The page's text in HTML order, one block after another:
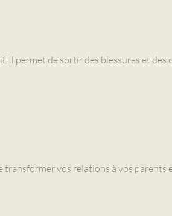
Il permet de sortir des blessures et
transformer vos relations à vos